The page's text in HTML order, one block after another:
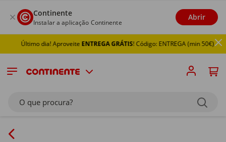
Continente
Instalar a aplicação Continente
Abrir
Último dia! AproveiteENTREGA GRÁTIS! Código: ENTREGA (min 50€)
O que procura?